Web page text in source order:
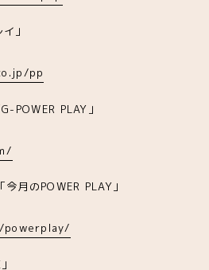
」
pp
POWER PLAY」
月のPOWER PLAY」